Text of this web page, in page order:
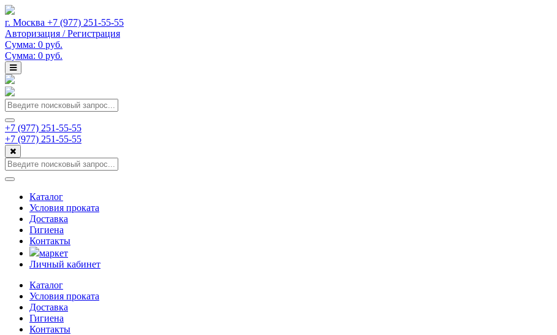
г. Москва +7 (977) 251-55-55
Авторизация / Регистрация
Сумма: 0 руб.
Cумма: 0 руб.
+7 (977) 251-55-55
+7 (977) 251-55-55
Каталог
Условия проката
Доставка
Гигиена
Контакты
маркет
Личный кабинет
Каталог
Условия проката
Доставка
Гигиена
Контакты